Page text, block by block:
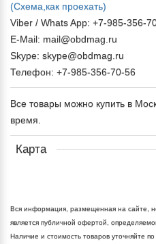
(Схема, как проехать)
Viber / Whats App: +7-985-356-
E-Mail: mail@obdmag.ru
Skype: skype@obdmag.ru
Телефон: +7-985-356-70-56
Все товары можно купить в
время.
Карта
Вся информация, размещенная на сайте,
является публичной офертой,
Наличие и стоимость товаров уточняйте